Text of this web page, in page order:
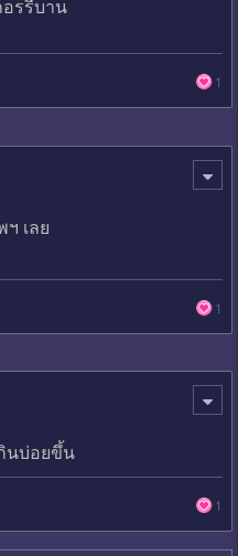
อรรี่บาน
1
เลย
1
นบ่อยขึ้น
1